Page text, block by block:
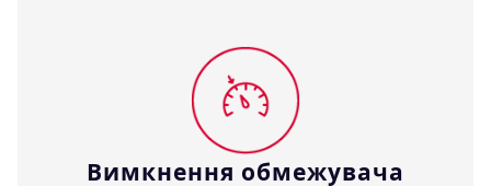
Вимкнення обмежувача